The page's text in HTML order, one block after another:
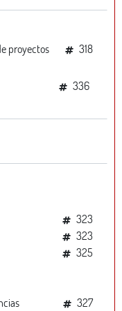
proyectos
318
336
323
323
325
327